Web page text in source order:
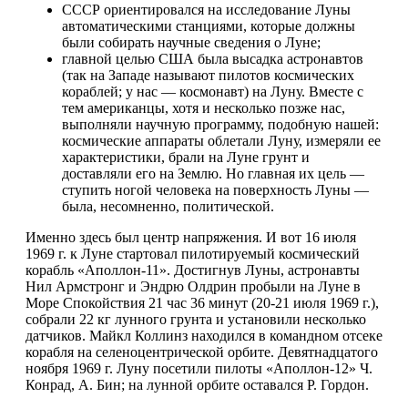
СССР ориентировался на исследование Луны
автоматическими станциями, которые должны
были собирать научные сведения о Луне;
главной целью США была высадка астронавтов
(так на Западе называют пилотов космических
кораблей; у нас — космонавт) на Луну. Вместе с
тем американцы, хотя и несколько позже нас,
выполняли научную программу, подобную нашей:
космические аппараты облетали Луну, измеряли ее
характеристики, брали на Луне грунт и
доставляли его на Землю. Но главная их цель —
ступить ногой человека на поверхность Луны —
была, несомненно, политической.
Именно здесь был центр напряжения. И вот 16 июля
1969 г. к Луне стартовал пилотируемый космический
корабль «Аполлон-11». Достигнув Луны, астронавты
Нил Армстронг и Эндрю Олдрин пробыли на Луне в
Море Спокойствия 21 час 36 минут (20-21 июля 1969 г.),
собрали 22 кг лунного грунта и установили несколько
датчиков. Майкл Коллинз находился в командном отсеке
корабля на селеноцентрической орбите. Девятнадцатого
ноября 1969 г. Луну посетили пилоты «Аполлон-12» Ч.
Конрад, А. Бин; на лунной орбите оставался Р. Гордон.